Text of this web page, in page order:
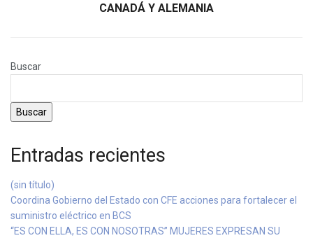
CANADÁ Y ALEMANIA
Buscar
Buscar
Entradas recientes
(sin título)
Coordina Gobierno del Estado con CFE acciones para fortalecer el
suministro eléctrico en BCS
“ES CON ELLA, ES CON NOSOTRAS” MUJERES EXPRESAN SU